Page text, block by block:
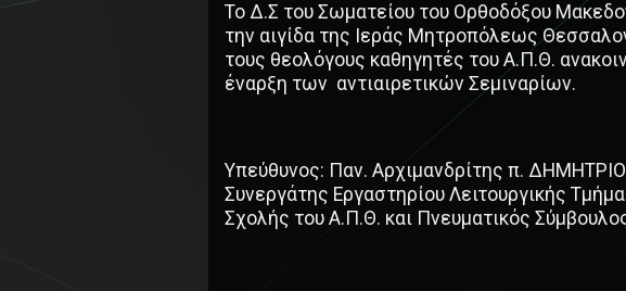
Το Δ.Σ του Σωματείου του Ορθοδόξου
την αιγίδα της Ιεράς Μητροπόλεως
τους θεολόγους καθηγητές του Α.Π.Θ.
έναρξη των αντιαιρετικών Σεμιναρίων.
Υπεύθυνος: Παν. Αρχιμανδρίτης π.
Συνεργάτης Εργαστηρίου Λειτουργικής
Σχολής του Α.Π.Θ. και Πνευματικός